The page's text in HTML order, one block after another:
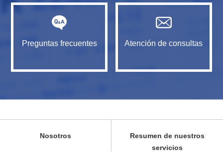
Preguntas frecuentes Atención de consultas
Nosotros
Resumen de nuestros
servicios